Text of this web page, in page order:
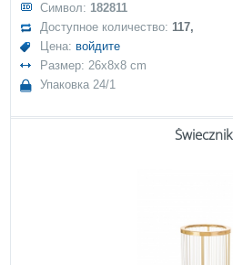
Символ: 182811
Доступное количество:117,
Цена: войдите
Размер: 26x8x8 cm
Упаковка 24/1
Świecznik